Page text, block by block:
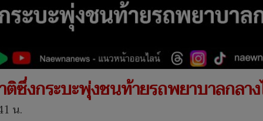
ติซึ่งกระบะพุ่งชนท้ายรถพยาบาลกลา
น.